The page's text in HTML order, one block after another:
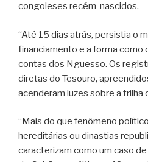
congoleses recém-nascidos.
“Até 15 dias atrás, persistia o
financiamento e a forma como
contas dos Nguesso. Os
diretas do Tesouro,
acenderam luzes sobre a trilha
“Mais do que fenômeno
hereditárias ou dinastias
caracterizam como um caso